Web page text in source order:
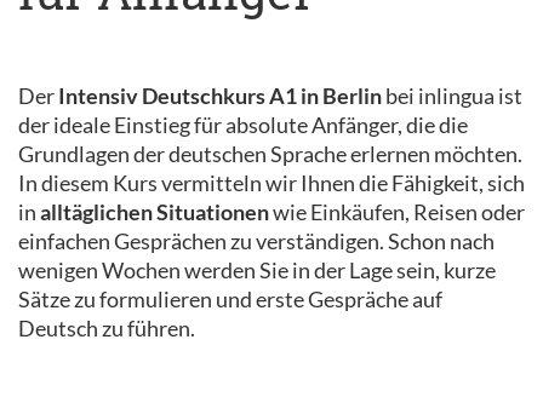
DerIntensiv Deutschkurs A1 in Berlinbei inlingua ist
der ideale Einstieg für absolute Anfänger, die die
Grundlagen der deutschen Sprache erlernen möchten.
In diesem Kurs vermitteln wir Ihnen die Fähigkeit, sich
inalltäglichen Situationenwie Einkäufen, Reisen oder
einfachen Gesprächen zu verständigen. Schon nach
wenigen Wochen werden Sie in der Lage sein, kurze
Sätze zu formulieren und erste Gespräche auf
Deutsch zu führen.